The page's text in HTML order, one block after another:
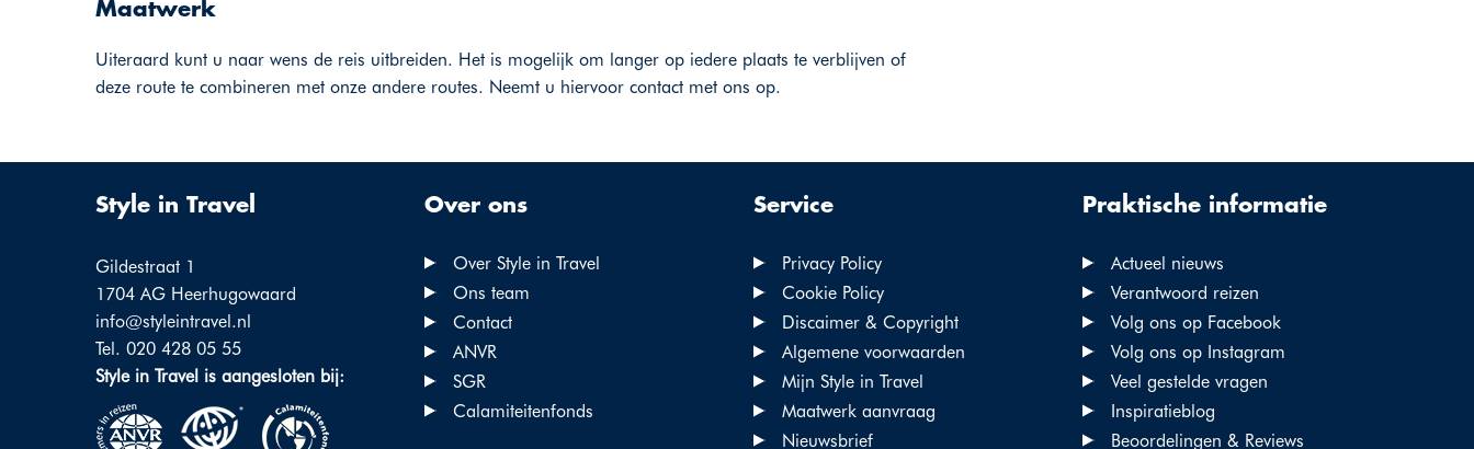
Maatwerk
Uiteraard kunt u naar wens de reis uitbreiden. Het is mogelijk om langer op iedere plaats te verblijven of
deze route te combineren met onze andere routes. Neemt u hiervoor contact met ons op.
Style in Travel
Gildestraat 1
1704 AG Heerhugowaard
info@styleintravel.nl
Tel. 020 428 05 55
Style in Travel is aangesloten bij:
Over ons
Over Style in Travel
Ons team
Contact
ANVR
SGR
Calamiteitenfonds
Service
Privacy Policy
Cookie Policy
Discaimer & Copyright
Algemene voorwaarden
Mijn Style in Travel
Maatwerk aanvraag
Nieuwsbrief
Praktische informatie
Actueel nieuws
Verantwoord reizen
Volg ons op Facebook
Volg ons op Instagram
Veel gestelde vragen
Inspiratieblog
Beoordelingen & Reviews